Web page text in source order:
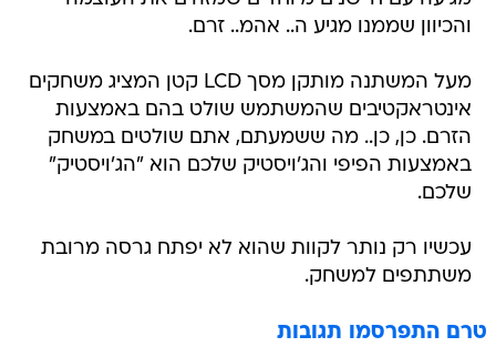
והכיוון שממנו מגיע ה.. אהמ.. זרם.
מעל המשתנה מותקן מסך LCD קטן המציג משחקים
אינטראקטיבים שהמשתמש שולט בהם באמצעות
הזרם. כן, כן.. מה ששמעתם, אתם שולטים במשחק
באמצעות הפיפי והג'ויסטיק שלכם הוא "הג'ויסטיק"
שלכם.
עכשיו רק נותר לקוות שהוא לא יפתח גרסה מרובת
משתתפים למשחק.
טרם התפרסמו תגובות